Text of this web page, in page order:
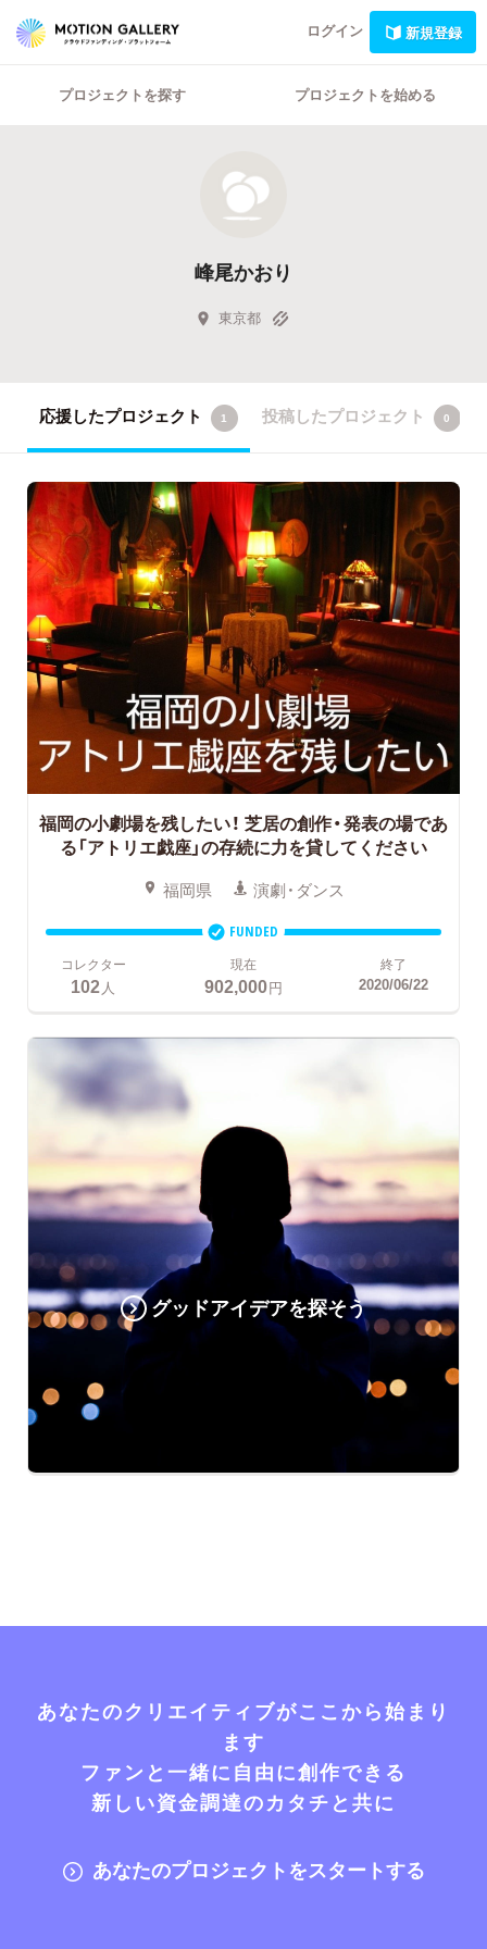
ログイン 新規登録
プロジェクトを探す プロジェクトを始める
峰尾かおり
東京都
応援したプロジェクト 1 投稿したプロジェクト 0
福岡の小劇場を残したい！ 芝居の創作・発表の場であ
る「アトリエ戯座」の存続に力を貸してください
福岡県 演劇・ダンス
FUNDED
コレクター
102 人
現在
902,000円
終了
2020/06/22
グッドアイデアを探そう
あなたのクリエイティブがここから始まり
ます
ファンと一緒に自由に創作できる
新しい資金調達のカタチと共に
あなたのプロジェクトをスタートする